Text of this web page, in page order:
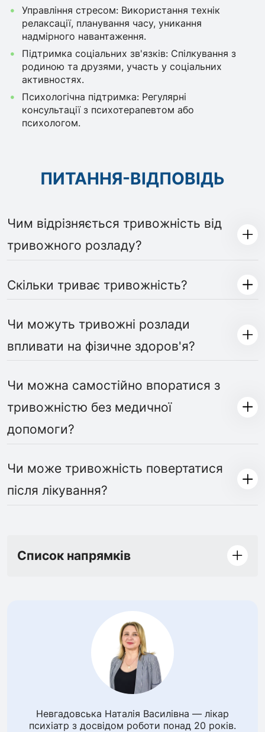
Управління стресом: Використання технік
релаксації, планування часу, уникання
надмірного навантаження.
Підтримка соціальних зв'язків: Спілкування з
родиною та друзями, участь у соціальних
активностях.
Психологічна підтримка: Регулярні
консультації з психотерапевтом або
психологом.
ПИТАННЯ-ВІДПОВІДЬ
Чим відрізняється тривожність від
тривожного розладу?
Скільки триває тривожність?
Чи можуть тривожні розлади
впливати на фізичне здоров'я?
Чи можна самостійно впоратися з
тривожністю без медичної
допомоги?
Чи може тривожність повертатися
після лікування?
Список напрямків
Невгадовська Наталія Василівна — лікар
психіатр з досвідом роботи понад 20 років.